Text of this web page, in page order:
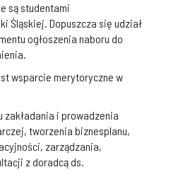
są studentami
Śląskiej. Dopuszcza się udział
ogłoszenia naboru do
wsparcie merytoryczne w
i prowadzenia
tworzenia biznesplanu,
zarządzania,
z doradcą ds.